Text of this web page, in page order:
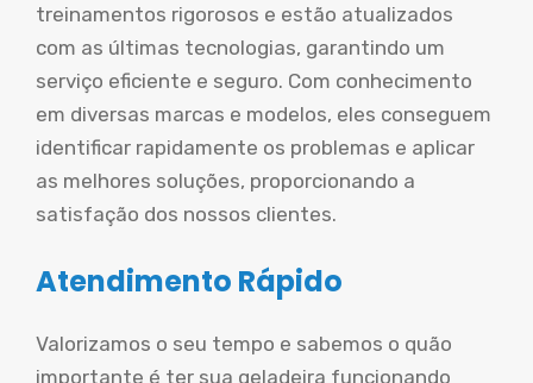
treinamentos rigorosos e estão atualizados
com as últimas tecnologias, garantindo um
serviço eficiente e seguro. Com conhecimento
em diversas marcas e modelos, eles conseguem
identificar rapidamente os problemas e aplicar
as melhores soluções, proporcionando a
satisfação dos nossos clientes.
Atendimento Rápido
Valorizamos o seu tempo e sabemos o quão
importante é ter sua geladeira funcionando